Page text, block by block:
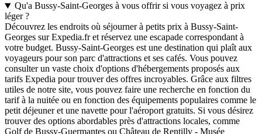
Qu'a Bussy-Saint-Georges à vous offrir si vous voyagez à prix
léger ?
Découvrez les endroits où séjourner à petits prix à Bussy-Saint-
Georges sur Expedia.fr et réservez une escapade correspondant à
votre budget. Bussy-Saint-Georges est une destination qui plaît aux
voyageurs pour son parc d'attractions et ses cafés. Vous pouvez
consulter un vaste choix d'options d'hébergements proposés aux
tarifs Expedia pour trouver des offres incroyables. Grâce aux filtres
utiles de notre site, vous pouvez faire une recherche en fonction du
tarif à la nuitée ou en fonction des équipements populaires comme le
petit déjeuner et une navette pour l'aéroport gratuits. Si vous désirez
trouver des options abordables près d'attractions locales, comme
Golf de Bussy-Guermantes ou Château de Rentilly - Musée